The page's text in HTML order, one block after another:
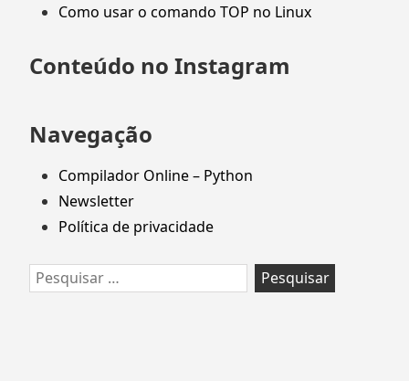
Como usar o comando TOP no Linux
Conteúdo no Instagram
Navegação
Compilador Online – Python
Newsletter
Política de privacidade
Pesquisar
por: